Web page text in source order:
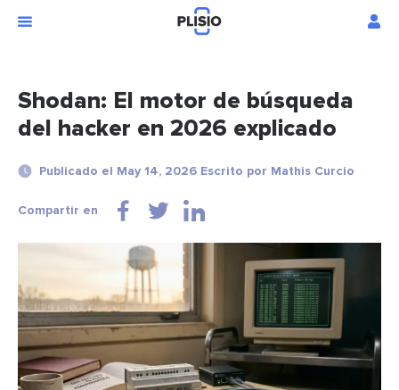
Shodan: El motor de búsqueda
del hacker en 2026 explicado
Publicado el May 14, 2026 Escrito por Mathis Curcio
Compartir en